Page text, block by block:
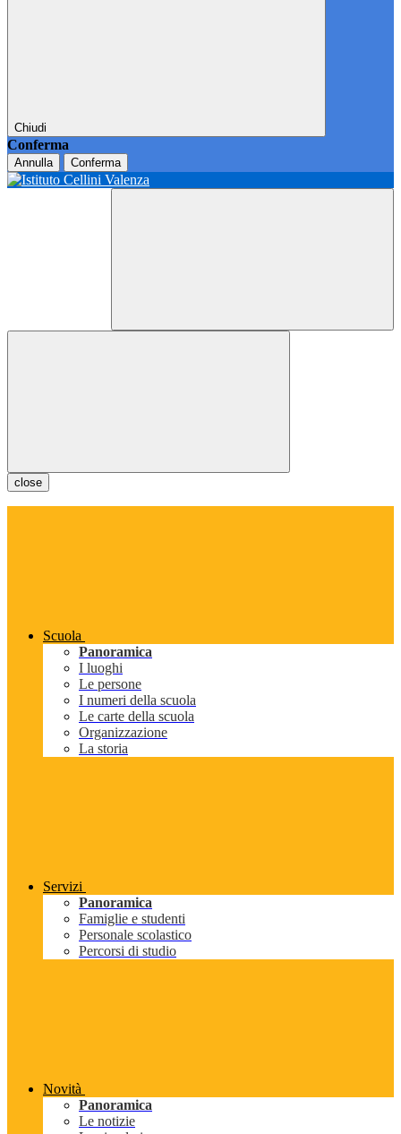
Chiudi
Conferma
Annulla Conferma
close
Scuola
Panoramica
I luoghi
Le persone
I numeri della scuola
Le carte della scuola
Organizzazione
La storia
Servizi
Panoramica
Famiglie e studenti
Personale scolastico
Percorsi di studio
Novità
Panoramica
Le notizie